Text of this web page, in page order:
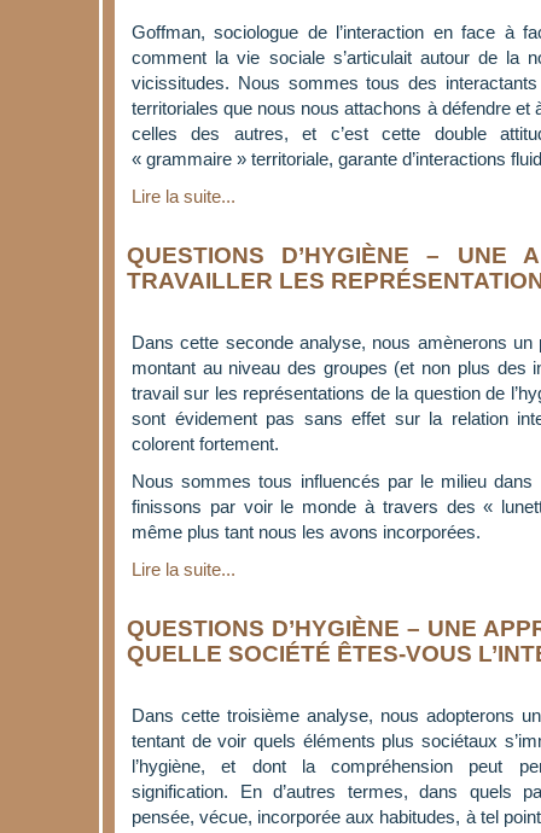
Goffman, sociologue de l’interaction en face à
comment la vie sociale s’articulait autour de la
vicissitudes. Nous sommes tous des
territoriales que nous nous attachons à défendre et
celles des autres, et c’est cette double
« grammaire » territoriale, garante d’interactions
Lire la suite...
QUESTIONS D’HYGIÈNE – UNE
TRAVAILLER LES
Dans cette seconde analyse, nous amènerons
montant au niveau des groupes (et non plus des
travail sur les représentations de la question de
sont évidement pas sans effet sur la relation
colorent fortement.
Nous sommes tous influencés par le milieu
finissons par voir le monde à travers des «
même plus tant nous les avons incorporées.
Lire la suite...
QUESTIONS D’HYGIÈNE – UNE
QUELLE SOCIÉTÉ ÊTES-VOUS
Dans cette troisième analyse, nous adopterons
tentant de voir quels éléments plus sociétaux
l’hygiène, et dont la compréhension peut
signification. En d’autres termes, dans quels
pensée, vécue, incorporée aux habitudes, à tel